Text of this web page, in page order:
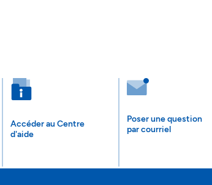
Accéder au Centre
d'aide
Poser une question
par courriel